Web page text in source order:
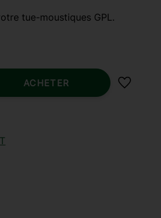
tue-moustiques GPL.
ACHETER
Ajouter